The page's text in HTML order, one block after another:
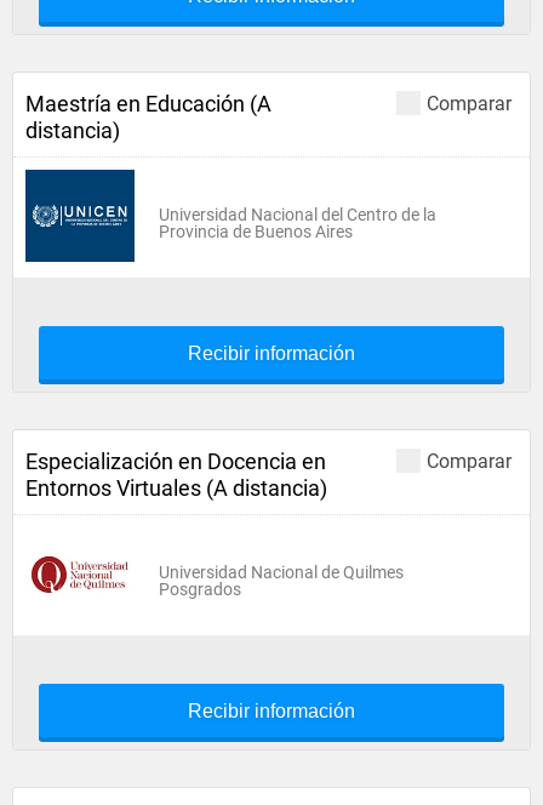
Comparar
Maestría en Educación (A
distancia)
Universidad Nacional del Centro de la
Provincia de Buenos Aires
Recibir información
Comparar
Especialización en Docencia en
Entornos Virtuales (A distancia)
Universidad Nacional de Quilmes
Posgrados
Recibir información